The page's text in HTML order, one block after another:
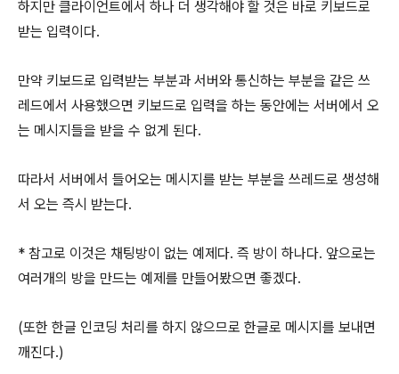
하지만 클라이언트에서 하나 더 생각해야 할 것은 바로 키보드로
받는 입력이다.
만약 키보드로 입력받는 부분과 서버와 통신하는 부분을 같은 쓰
레드에서 사용했으면 키보드로 입력을 하는 동안에는 서버에서 오
는 메시지들을 받을 수 없게 된다.
따라서 서버에서 들어오는 메시지를 받는 부분을 쓰레드로 생성해
서 오는 즉시 받는다.
* 참고로 이것은 채팅방이 없는 예제다. 즉 방이 하나다. 앞으로는
여러개의 방을 만드는 예제를 만들어봤으면 좋겠다.
(또한 한글 인코딩 처리를 하지 않으므로 한글로 메시지를 보내면
깨진다.)